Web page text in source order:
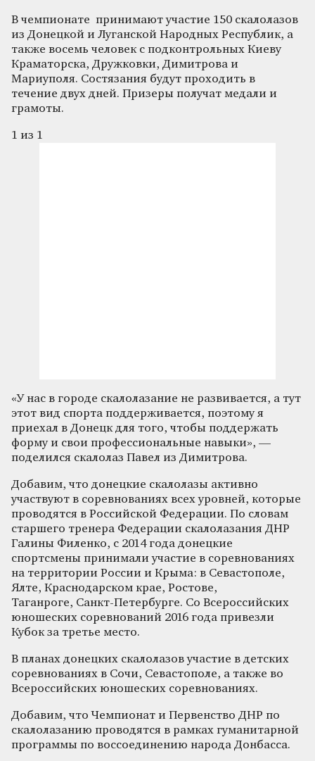
В чемпионате принимают участие 150 скалолазов
из Донецкой и Луганской Народных Республик, а
также восемь человек с подконтрольных Киеву
Краматорска, Дружковки, Димитрова и
Мариуполя. Состязания будут проходить в
течение двух дней. Призеры получат медали и
грамоты.
1 из 1
«У нас в городе скалолазание не развивается, а тут
этот вид спорта поддерживается, поэтому я
приехал в Донецк для того, чтобы поддержать
форму и свои профессиональные навыки», —
поделился скалолаз Павел из Димитрова.
Добавим, что донецкие скалолазы активно
участвуют в соревнованиях всех уровней, которые
проводятся в Российской Федерации. По словам
старшего тренера Федерации скалолазания ДНР
Галины Филенко, с 2014 года донецкие
спортсмены принимали участие в соревнованиях
на территории России и Крыма: в Севастополе,
Ялте, Краснодарском крае, Ростове,
Таганроге, Санкт-Петербурге. Со Всероссийских
юношеских соревнований 2016 года привезли
Кубок за третье место.
В планах донецких скалолазов участие в детских
соревнованиях в Сочи, Севастополе, а также во
Всероссийских юношеских соревнованиях.
Добавим, что Чемпионат и Первенство ДНР по
скалолазанию проводятся в рамках гуманитарной
программы по воссоединению народа Донбасса.